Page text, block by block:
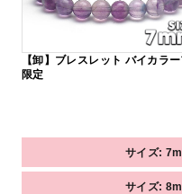
【卸】ブレスレット バイカラ
限定
サイズ:
サイズ: